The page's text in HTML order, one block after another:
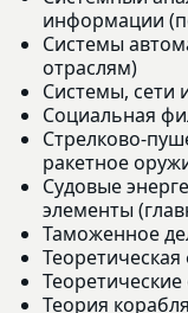
информации
Системы
отраслям)
Системы, сети
Социальная
Стрелково-
ракетное
Судовые
элементы
Таможенное
Теоретическая
Теория